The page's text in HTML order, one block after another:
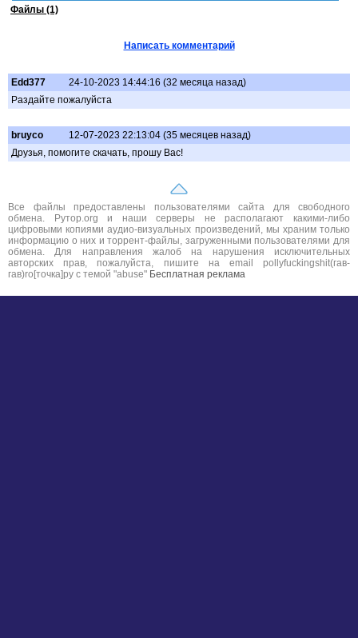
Файлы (1)
Написать комментарий
Edd377
24-10-2023 14:44:16 (32 месяца назад)
Раздайте пожалуйста
bruyco
12-07-2023 22:13:04 (35 месяцев назад)
Друзья, помогите скачать, прошу Вас!
Все файлы предоставлены пользователями сайта для свободного
обмена. Рутор.org и наши серверы не располагают какими-либо
цифровыми копиями аудио-визуальных произведений, мы храним только
информацию о них и торрент-файлы, загруженными пользователями для
обмена. Для направления жалоб на нарушения исключительных
авторских прав, пожалуйста, пишите на email pollyfuckingshit(гав-
гав)ro[точка]ру с темой "abuse" Бесплатная реклама